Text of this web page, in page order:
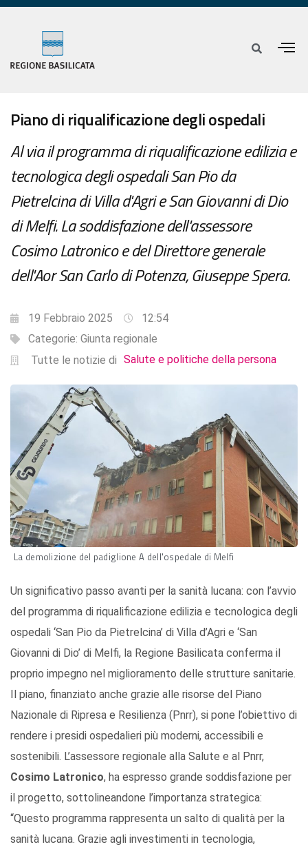
Piano di riqualificazione degli ospedali
Al via il programma di riqualificazione edilizia e
tecnologica degli ospedali San Pio da
Pietrelcina di Villa d'Agri e San Giovanni di Dio
di Melfi. La soddisfazione dell'assessore
Cosimo Latronico e del Direttore generale
dell'Aor San Carlo di Potenza, Giuseppe Spera.
19 Febbraio 2025
12:54
Categorie: Giunta regionale
Tutte le notizie di Salute e politiche della persona
La demolizione del padiglione A dell'ospedale di Melfi
Un significativo passo avanti per la sanità lucana: con l’avvio
del programma di riqualificazione edilizia e tecnologica degli
ospedali ‘San Pio da Pietrelcina’ di Villa d’Agri e ‘San
Giovanni di Dio’ di Melfi, la Regione Basilicata conferma il
proprio impegno nel miglioramento delle strutture sanitarie.
Il piano, finanziato anche grazie alle risorse del Piano
Nazionale di Ripresa e Resilienza (Pnrr), si pone l’obiettivo di
rendere i presidi ospedalieri più moderni, accessibili e
sostenibili. L’assessore regionale alla Salute e al Pnrr,
Cosimo Latronico, ha espresso grande soddisfazione per
il progetto, sottolineandone l’importanza strategica:
“Questo programma rappresenta un salto di qualità per la
sanità lucana. Grazie agli investimenti in tecnologia,